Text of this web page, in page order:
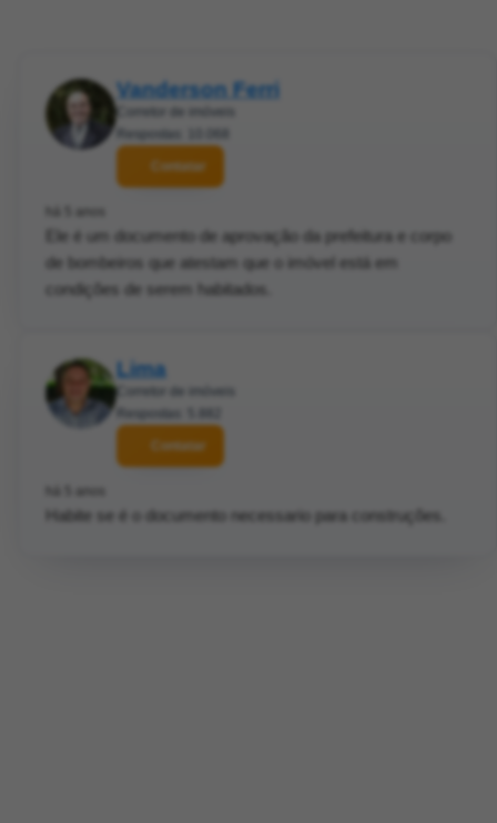
Vanderson Ferri
Corretor de imóveis
Respostas: 10.068
Contatar
há 5 anos
Ele é um documento de aprovação da prefeitura e corpo
de bombeiros que atestam que o imóvel está em
condições de serem habitados.
Lima
Corretor de imóveis
Respostas: 5.882
Contatar
há 5 anos
Habite se é o documento necessario para construções.